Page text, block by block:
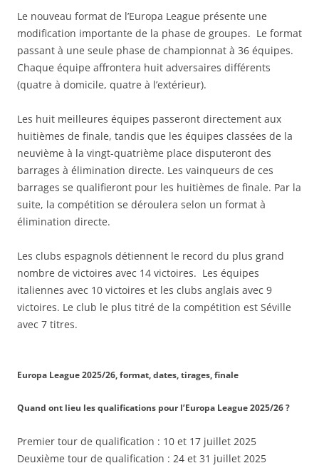
Le nouveau format de l’Europa League présente une
modification importante de la phase de groupes. Le format
passant à une seule phase de championnat à 36 équipes.
Chaque équipe affrontera huit adversaires différents
(quatre à domicile, quatre à l’extérieur).
Les huit meilleures équipes passeront directement aux
huitièmes de finale, tandis que les équipes classées de la
neuvième à la vingt-quatrième place disputeront des
barrages à élimination directe. Les vainqueurs de ces
barrages se qualifieront pour les huitièmes de finale. Par la
suite, la compétition se déroulera selon un format à
élimination directe.
Les clubs espagnols détiennent le record du plus grand
nombre de victoires avec 14 victoires. Les équipes
italiennes avec 10 victoires et les clubs anglais avec 9
victoires. Le club le plus titré de la compétition est Séville
avec 7 titres.
Europa League 2025/26, format, dates, tirages, finale
Quand ont lieu les qualifications pour l’Europa League 2025/26 ?
Premier tour de qualification : 10 et 17 juillet 2025
Deuxième tour de qualification : 24 et 31 juillet 2025